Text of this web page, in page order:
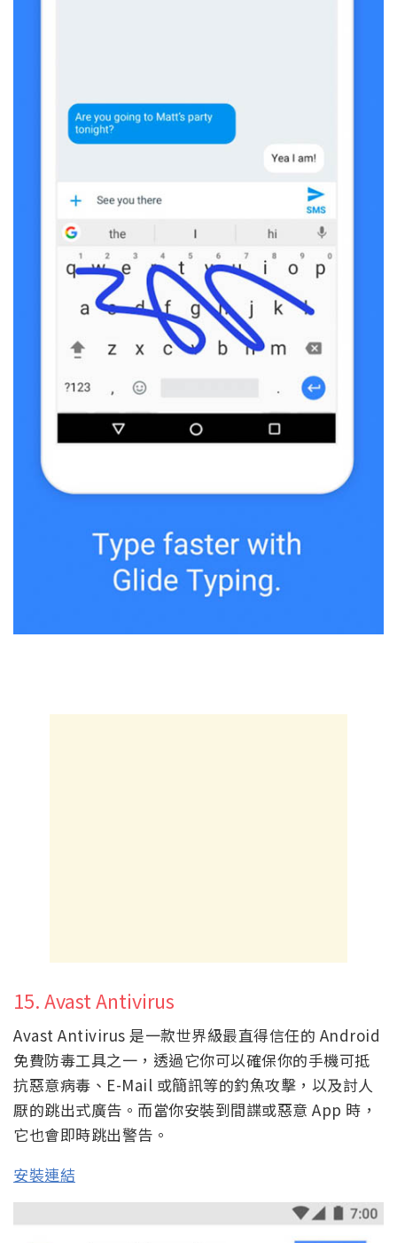
15. Avast Antivirus
Avast Antivirus 是一款世界級最直得信任的 Android
免費防毒工具之一，透過它你可以確保你的手機可抵
抗惡意病毒、E-Mail 或簡訊等的釣魚攻擊，以及討人
厭的跳出式廣告。而當你安裝到間諜或惡意 App 時，
它也會即時跳出警告。
安裝連結